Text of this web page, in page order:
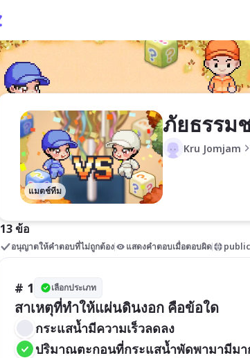
แมตช์ทีม
ภัยธรรม
Kru Jomjam
13 ข้อ
อนุญาตให้คำตอบที่ไม่ถูกต้อง แสดงคำตอบเมื่อตอบผิด
# 1 เลือกประเภท
สาเหตุที่ทำให้แผ่นดินงอก คือข้อใด
กระแสน้ำมีความเร็วลดลง
ปริมาณตะกอนที่กระแสน้ำพัดพามามีมา